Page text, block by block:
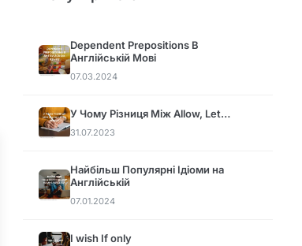
Dependent Prepositions В
Англійській Мові
07.03.2024
У Чому Різниця Між Allow, Let…
31.07.2023
Найбільш Популярні Ідіоми на
Англійській
07.01.2024
I wish If only